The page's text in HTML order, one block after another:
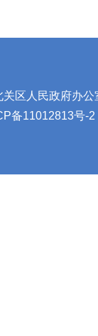
关区人民政府办
备11012813号-2